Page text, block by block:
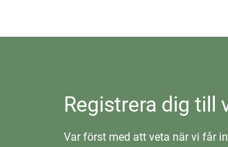
Registrera dig till
Var först med att veta när vi får